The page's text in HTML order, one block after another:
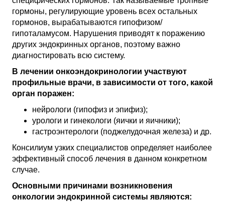
гормоны, регулирующие уровень всех остальных
гормонов, вырабатываются гипофизом/
гипоталамусом. Нарушения приводят к поражению
других эндокринных органов, поэтому важно
диагностировать всю систему.
В лечении онкоэндокринологии участвуют
профильные врачи, в зависимости от того, какой
орган поражен:
нейрологи (гипофиз и эпифиз);
урологи и гинекологи (яички и яичники);
гастроэнтерологи (поджелудочная железа) и др.
Консилиум узких специалистов определяет наиболее
эффективный способ лечения в данном конкретном
случае.
Основными причинами возникновения
онкологии эндокринной системы являются: